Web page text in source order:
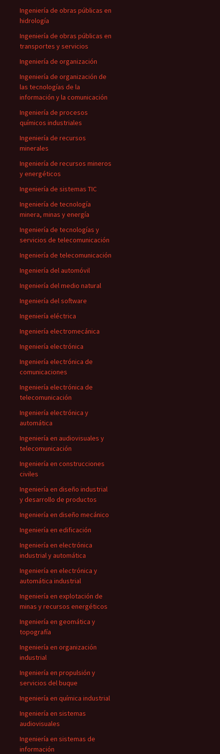
Ingeniería de obras públicas en
hidrología
Ingeniería de obras públicas en
transportes y servicios
Ingeniería de organización
Ingeniería de organización de
las tecnologías de la
información y la comunicación
Ingeniería de procesos
químicos industriales
Ingeniería de recursos
minerales
Ingeniería de recursos mineros
y energéticos
Ingeniería de sistemas TIC
Ingeniería de tecnología
minera, minas y energía
Ingeniería de tecnologías y
servicios de telecomunicación
Ingeniería de telecomunicación
Ingeniería del automóvil
Ingeniería del medio natural
Ingeniería del software
Ingeniería eléctrica
Ingeniería electromecánica
Ingeniería electrónica
Ingeniería electrónica de
comunicaciones
Ingeniería electrónica de
telecomunicación
Ingeniería electrónica y
automática
Ingeniería en audiovisuales y
telecomunicación
Ingeniería en construcciones
civiles
Ingeniería en diseño industrial
y desarrollo de productos
Ingeniería en diseño mecánico
Ingeniería en edificación
Ingeniería en electrónica
industrial y automática
Ingeniería en electrónica y
automática industrial
Ingeniería en explotación de
minas y recursos energéticos
Ingeniería en geomática y
topografía
Ingeniería en organización
industrial
Ingeniería en propulsión y
servicios del buque
Ingeniería en química industrial
Ingeniería en sistemas
audiovisuales
Ingeniería en sistemas de
información